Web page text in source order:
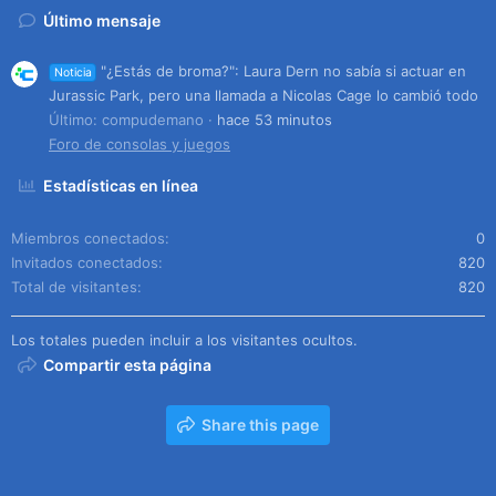
Último mensaje
Noticia
"¿Estás de broma?": Laura Dern no sabía si actuar en
Jurassic Park, pero una llamada a Nicolas Cage lo cambió todo
Último: compudemano
hace 53 minutos
Foro de consolas y juegos
Estadísticas en línea
Miembros conectados
0
Invitados conectados
820
Total de visitantes
820
Los totales pueden incluir a los visitantes ocultos.
Compartir esta página
Share this page